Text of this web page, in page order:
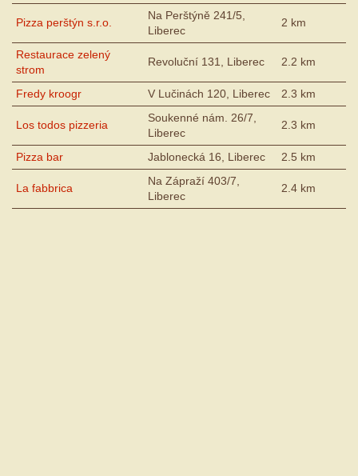
Pizza perštýn s.r.o.
Na Perštýně 241/5,
Liberec
2 km
Restaurace zelený
strom
Revoluční 131, Liberec 2.2 km
Fredy kroogr V Lučinách 120, Liberec 2.3 km
Los todos pizzeria
Soukenné nám. 26/7,
Liberec
2.3 km
Pizza bar Jablonecká 16, Liberec 2.5 km
La fabbrica
Na Zápraží 403/7,
Liberec
2.4 km